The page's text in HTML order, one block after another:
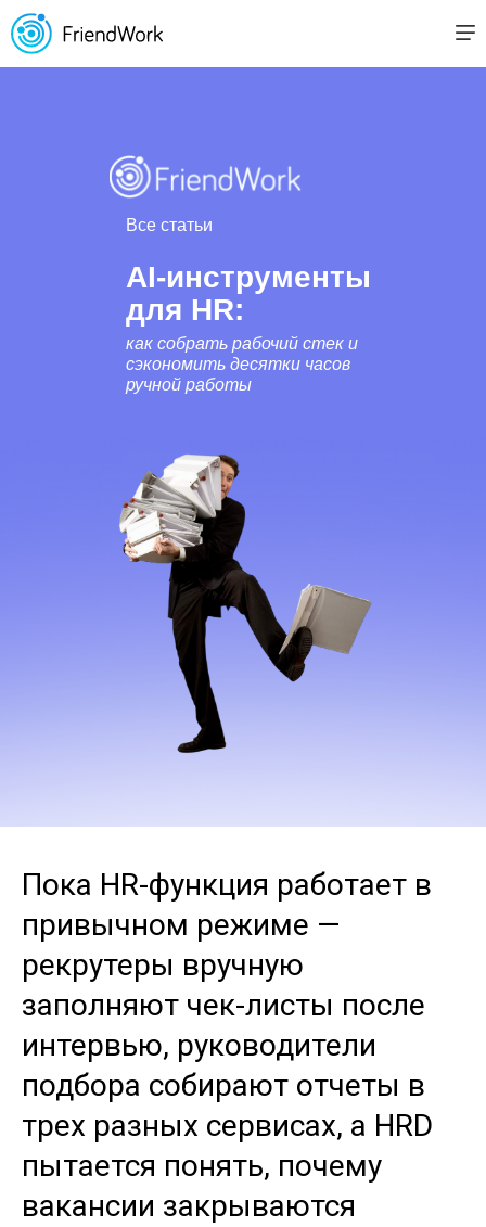
Все статьи
AI-инструменты
для HR:
как собрать рабочий стек и
сэкономить десятки часов
ручной работы
Пока HR-функция работает в
привычном режиме —
рекрутеры вручную
заполняют чек-листы после
интервью, руководители
подбора собирают отчеты в
трех разных сервисах, а HRD
пытается понять, почему
вакансии закрываются